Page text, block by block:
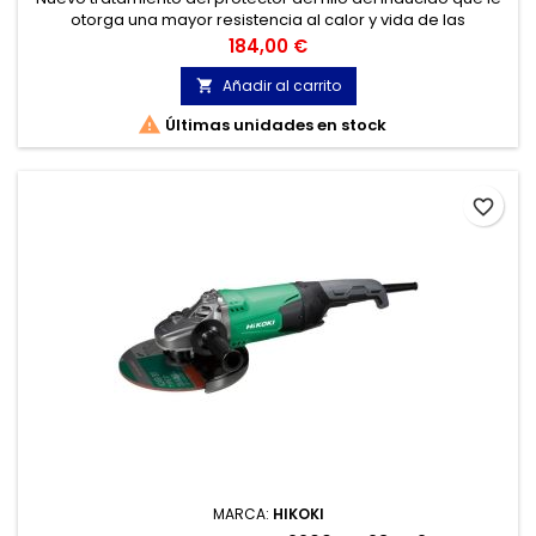
otorga una mayor resistencia al calor y vida de las
escobillas. Renovado sistema de protección contra el polvo
Precio
184,00 €
 Añadir al carrito
 Últimas unidades en stock
MARCA: HIKOKI
favorite_border